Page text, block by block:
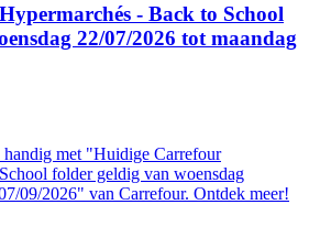
- Back to School
22/07/2026 tot maandag
met "Huidige Carrefour
folder geldig van woensdag
09/2026" van Carrefour. Ontdek meer!